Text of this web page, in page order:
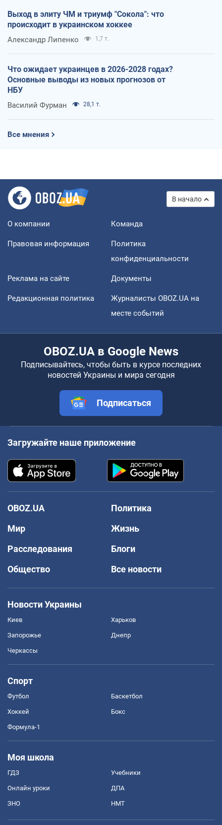
Выход в элиту ЧМ и триумф "Сокола": что
происходит в украинском хоккее
Александр Липенко 1,7 т.
Что ожидает украинцев в 2026-2028 годах?
Основные выводы из новых прогнозов от
НБУ
Василий Фурман 28,1 т.
Все мнения
В начало
О компании Команда
Правовая информация
Политика
конфиденциальности
Реклама на сайте Документы
Редакционная политика
Журналисты OBOZ.UA на
месте событий
OBOZ.UA в Google News
Подписывайтесь, чтобы быть в курсе последних
новостей Украины и мира сегодня
Подписаться
Загружайте наше приложение
OBOZ.UA
Политика
Мир
Жизнь
Расследования
Блоги
Общество
Все новости
Новости Украины
Киев Харьков
Запорожье Днепр
Черкассы
Спорт
Футбол Баскетбол
Хоккей Бокс
Формула-1
Моя школа
ГДЗ Учебники
Онлайн уроки ДПА
ЗНО НМТ